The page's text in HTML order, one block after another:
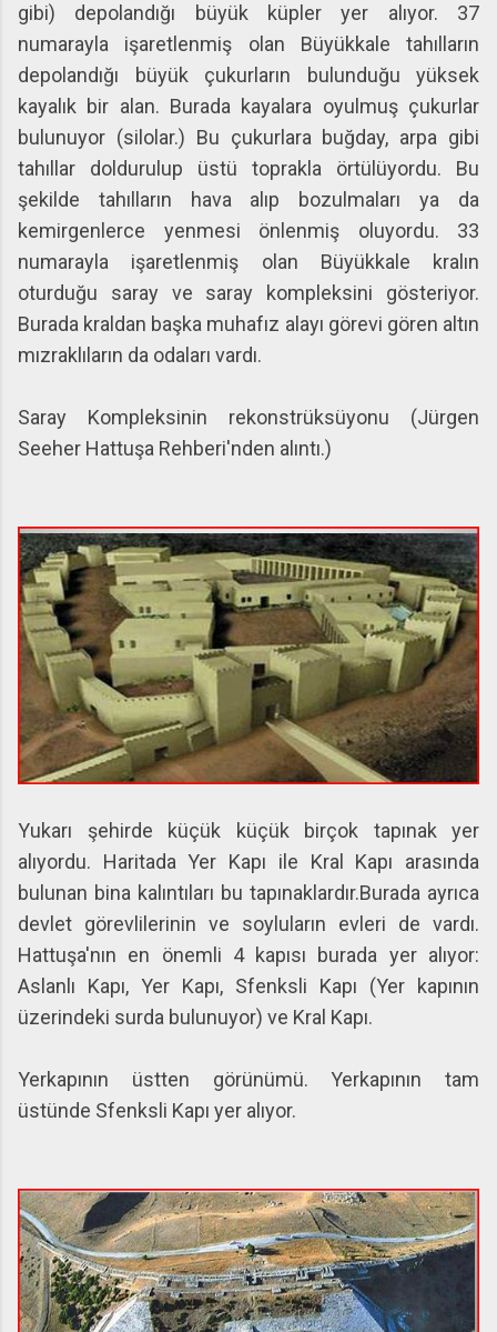
gibi) depolandığı büyük küpler yer alıyor. 37
numarayla işaretlenmiş olan Büyükkale tahılların
depolandığı büyük çukurların bulunduğu yüksek
kayalık bir alan. Burada kayalara oyulmuş çukurlar
bulunuyor (silolar.) Bu çukurlara buğday, arpa gibi
tahıllar doldurulup üstü toprakla örtülüyordu. Bu
şekilde tahılların hava alıp bozulmaları ya da
kemirgenlerce yenmesi önlenmiş oluyordu. 33
numarayla işaretlenmiş olan Büyükkale kralın
oturduğu saray ve saray kompleksini gösteriyor.
Burada kraldan başka muhafız alayı görevi gören altın
mızraklıların da odaları vardı.
Saray Kompleksinin rekonstrüksüyonu (Jürgen
Seeher Hattuşa Rehberi'nden alıntı.)
Yukarı şehirde küçük küçük birçok tapınak yer
alıyordu. Haritada Yer Kapı ile Kral Kapı arasında
bulunan bina kalıntıları bu tapınaklardır.Burada ayrıca
devlet görevlilerinin ve soyluların evleri de vardı.
Hattuşa'nın en önemli 4 kapısı burada yer alıyor:
Aslanlı Kapı, Yer Kapı, Sfenksli Kapı (Yer kapının
üzerindeki surda bulunuyor) ve Kral Kapı.
Yerkapının üstten görünümü. Yerkapının tam
üstünde Sfenksli Kapı yer alıyor.